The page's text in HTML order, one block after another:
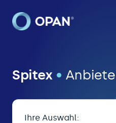
Spitex •
Ihre Auswahl: